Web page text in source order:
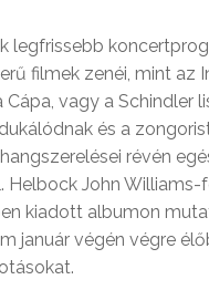
legfrissebb
filmek zenéi, mint az
Cápa, vagy a Schindler
és a
révén
Helbock John
kiadott albumon
január végén végre